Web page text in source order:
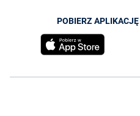
POBIERZ